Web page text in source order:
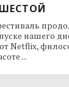
нашего
Netflix,
...